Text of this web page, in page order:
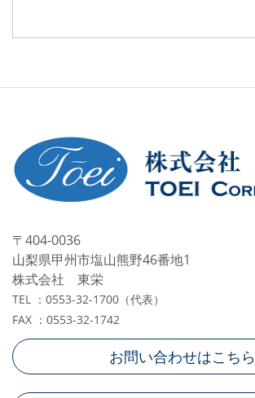
〒404-0036
山梨県甲州市塩山熊野46番地1
株式会社 東栄
TEL ：0553-32-1700（代表）
FAX ：0553-32-1742
お問い合わせはこちら